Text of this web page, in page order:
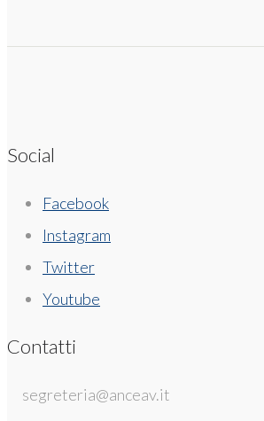
Social
Facebook
Instagram
Twitter
Youtube
Contatti
segreteria@anceav.it